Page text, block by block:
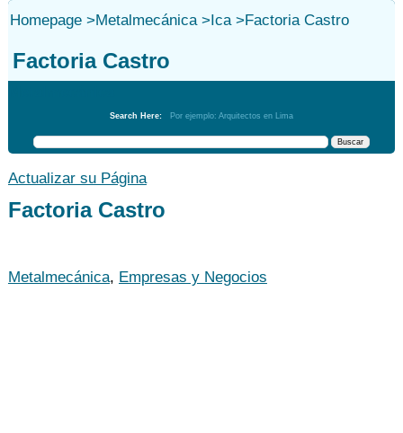
Homepage>Metalmecánica>Ica>Factoria Castro
Factoria Castro
Search Here: Por ejemplo: Arquitectos en Lima
Actualizar su Página
Factoria Castro
Metalmecánica, Empresas y Negocios